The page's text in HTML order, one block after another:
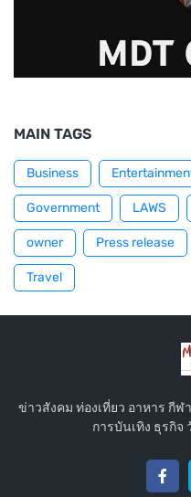
MAIN TAGS
Business
Government LAWS
owner Press release
Travel
ข่าวสังคม ท่องเที่ยว อาหาร กี
การบันเทิง ธุรกิ